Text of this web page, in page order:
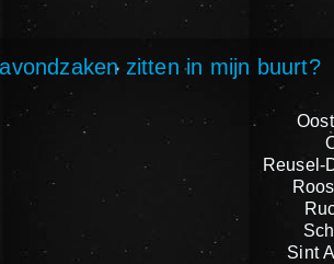
zitten in mijn buurt?
Reusel-
Sint